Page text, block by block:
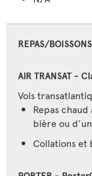
REPAS/BOISSONS
Vols
Repas
bière ou
Collations et